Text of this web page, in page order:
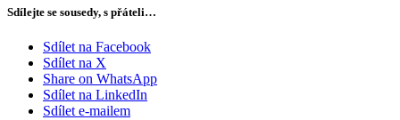
Sdílejte se sousedy, s přáteli…
Sdílet na Facebook
Sdílet na X
Share on WhatsApp
Sdílet na LinkedIn
Sdílet e-mailem